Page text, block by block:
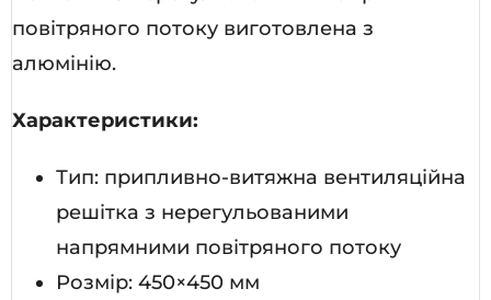
повітряного потоку виготовлена з
алюмінію.
Характеристики:
Тип: припливно-витяжна вентиляційна
решітка з нерегульованими
напрямними повітряного потоку
Розмір: 450×450 мм